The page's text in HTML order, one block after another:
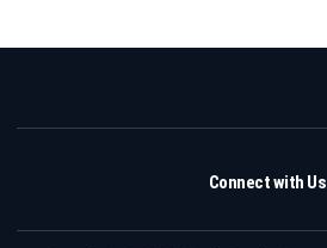
Connect with Us